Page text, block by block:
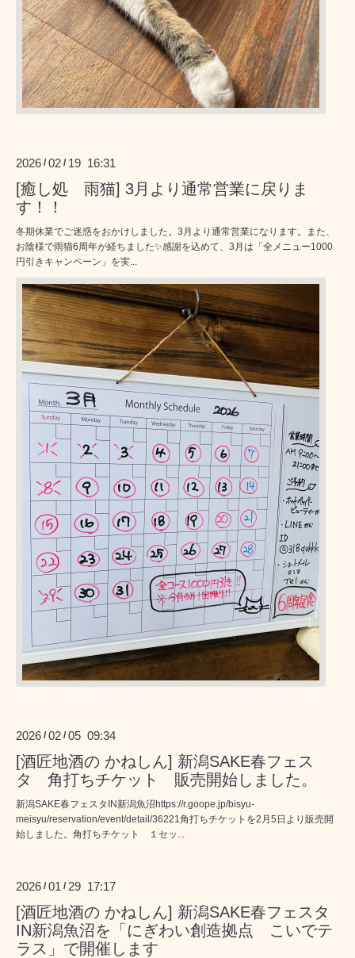
2026 /02 / 19 16:31
[癒し処 雨猫] 3月より通常営業に戻りま
す！！
冬期休業でご迷惑をおかけしました。3月より通常営業になります。また、
お陰様で雨猫6周年が経ちました✨感謝を込めて、3月は「全メニュー1000
円引きキャンペーン」を実...
2026 /02 /05 09:34
[酒匠地酒の かねしん] 新潟SAKE春フェス
タ 角打ちチケット 販売開始しました。
新潟SAKE春フェスタIN新潟魚沼https://r.goope.jp/bisyu-
meisyu/reservation/event/detail/36221角打ちチケットを2月5日より販売開
始しました。角打ちチケット １セッ...
2026 /01 / 29 17:17
[酒匠地酒の かねしん] 新潟SAKE春フェスタ
IN新潟魚沼を「にぎわい創造拠点 こいでテ
ラス」で開催します